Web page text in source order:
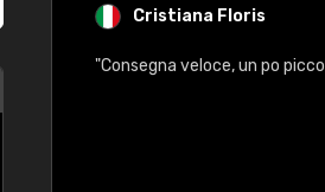
Cristiana Floris
"Consegna veloce, un po piccole"